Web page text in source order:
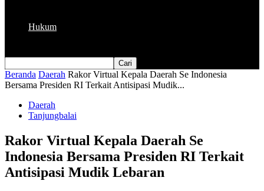
Hukum
Beranda Daerah Rakor Virtual Kepala Daerah Se Indonesia
Bersama Presiden RI Terkait Antisipasi Mudik...
Daerah
Tanjungbalai
Rakor Virtual Kepala Daerah Se
Indonesia Bersama Presiden RI Terkait
Antisipasi Mudik Lebaran